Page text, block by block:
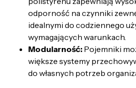
odporność na czynniki
idealnymi do codziennego
wymagających warunkach.
Modularność: Pojemniki
większe systemy
do własnych potrzeb